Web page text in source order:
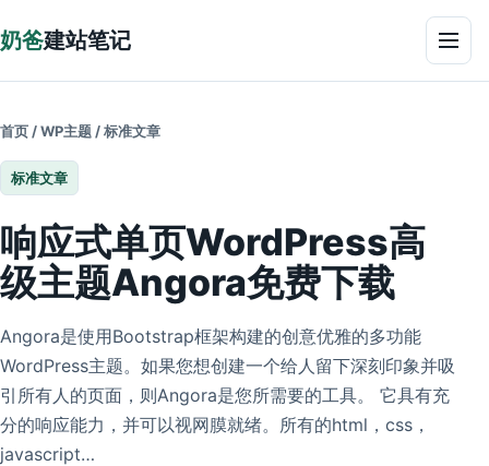
奶爸建站笔记 菜单
首页 /WP主题 /标准文章
标准文章
响应式单页WordPress高
级主题Angora免费下载
Angora是使用Bootstrap框架构建的创意优雅的多功能
WordPress主题。如果您想创建一个给人留下深刻印象并吸
引所有人的页面，则Angora是您所需要的工具。 它具有充
分的响应能力，并可以视网膜就绪。所有的html，css，
javascript…